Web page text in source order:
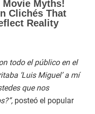
todo el público en el
‘Luis Miguel’ a mí
que nos
posteó el popular